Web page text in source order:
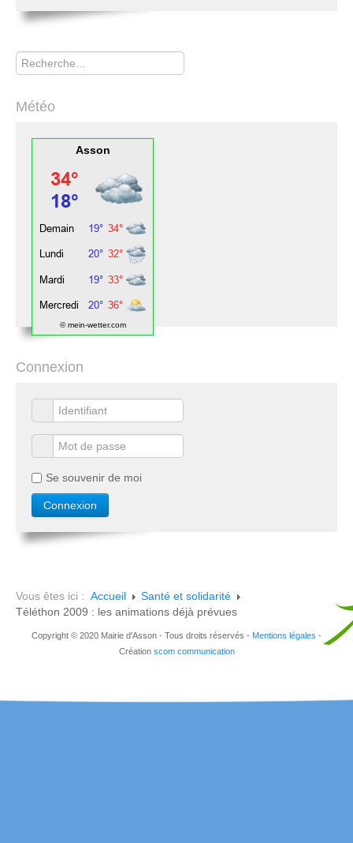
Rechercher
Météo
Asson
© mein-wetter.com
Connexion
Se souvenir de moi
Vous êtes ici : Accueil
Santé et solidarité
Téléthon 2009 : les animations déjà prévues
Copyright © 2020 Mairie d'Asson - Tous droits réservés - Mentions légales -
Création scom communication